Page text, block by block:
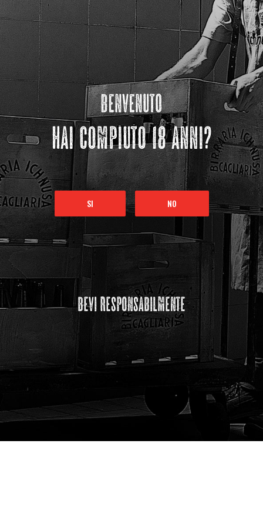
benvenuto
hai compiuto 18 anni?
NO
SI
bevi responsabilmente